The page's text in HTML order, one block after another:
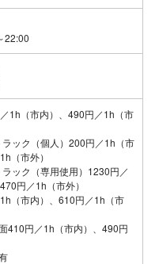
22:00
1h（市内）、490円／1h（市
ック（個人）200円／1h（市
（市外）
専用使用）1230円／
円／1h（市外）
（市内）、610円／1h（市
410円／1h（市内）、490円